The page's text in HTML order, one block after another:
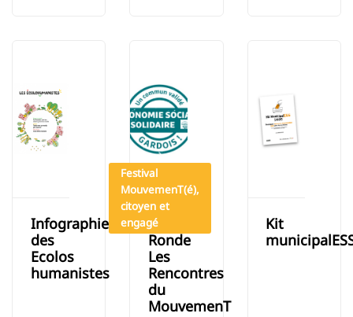
Infographies
des
Ecolos
humanistes
Table
Ronde
Les
Rencontres
du
MouvemenT
Festival
MouvemenT(é),
citoyen et
engagé
Kit